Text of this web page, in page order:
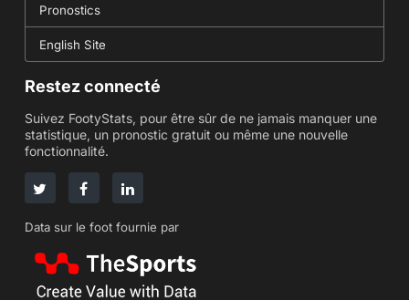
Pronostics
English Site
Restez connecté
Suivez FootyStats, pour être sûr de ne jamais manquer une
statistique, un pronostic gratuit ou même une nouvelle
fonctionnalité.
Data sur le foot fournie par